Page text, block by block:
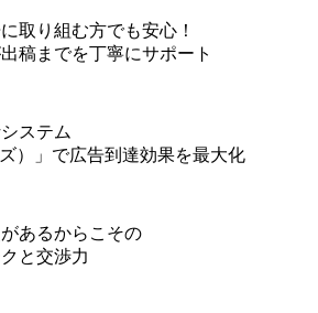
取り組む方でも安心！
稿までを丁寧にサポート
ステム
）」 で広告到達効果を最大化
あるからこその
と交渉力